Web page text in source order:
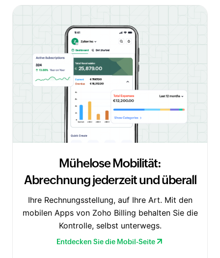
Mühelose Mobilität:
Abrechnung jederzeit und überall
Ihre Rechnungsstellung, auf Ihre Art. Mit den
mobilen Apps von Zoho Billing behalten Sie die
Kontrolle, selbst unterwegs.
Entdecken Sie die Mobil-Seite